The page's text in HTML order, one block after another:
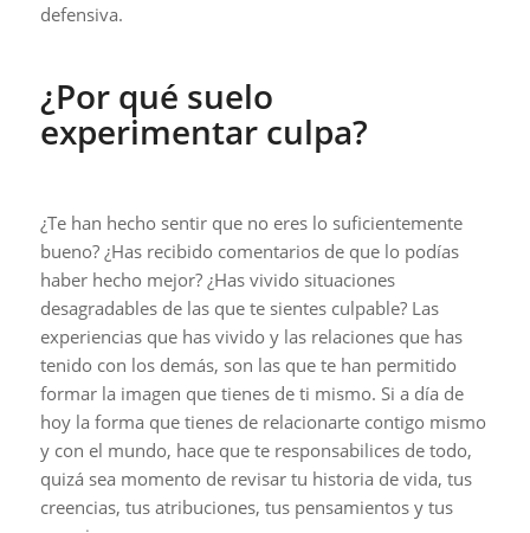
defensiva.
¿Por qué suelo
experimentar culpa?
¿Te han hecho sentir que no eres lo suficientemente
bueno? ¿Has recibido comentarios de que lo podías
haber hecho mejor? ¿Has vivido situaciones
desagradables de las que te sientes culpable? Las
experiencias que has vivido y las relaciones que has
tenido con los demás, son las que te han permitido
formar la imagen que tienes de ti mismo. Si a día de
hoy la forma que tienes de relacionarte contigo mismo
y con el mundo, hace que te responsabilices de todo,
quizá sea momento de revisar tu historia de vida, tus
creencias, tus atribuciones, tus pensamientos y tus